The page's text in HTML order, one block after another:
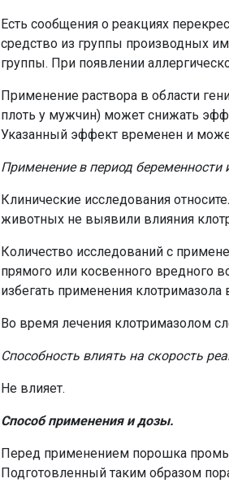
Есть сообщения о реакциях
средство из группы производных
группы. При появлении
Применение раствора в области
плоть у мужчин) может снижать
Указанный эффект временен и
Применение в период
Клинические исследования
животных не выявили влияния
Количество исследований с
прямого или косвенного вредного
избегать применения клотримазола
Во время лечения клотримазолом
Способность влиять на скорость
Не влияет.
Способ применения и дозы.
Перед применением порошка
Подготовленный таким образом